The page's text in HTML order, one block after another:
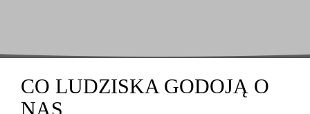
COLUDZISKA GODOJĄ O
NAS